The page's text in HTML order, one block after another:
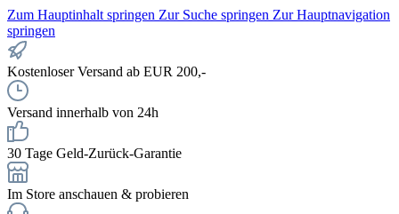
Zum Hauptinhalt springen Zur Suche springen Zur Hauptnavigation
springen
Kostenloser Versand ab EUR 200,-
Versand innerhalb von 24h
30 Tage Geld-Zurück-Garantie
Im Store anschauen & probieren